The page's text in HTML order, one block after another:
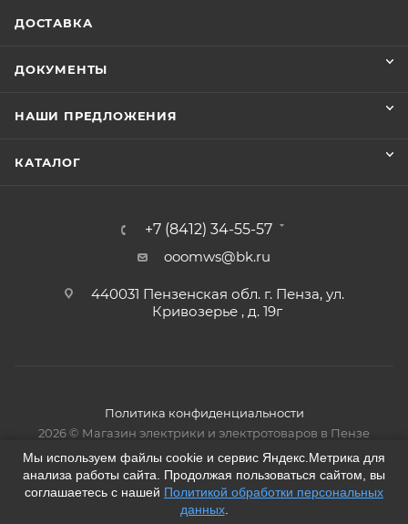
ДОСТАВКА
ДОКУМЕНТЫ
НАШИ ПРЕДЛОЖЕНИЯ
КАТАЛОГ
+7 (8412) 34-55-57
ooomws@bk.ru
440031 Пензенская обл. г. Пенза, ул.
Кривозерье , д. 19г
Политика конфиденциальности
2026 © Магазин электрики и электротоваров в Пензе
Мы используем файлы cookie и сервис Яндекс.Метрика для
анализа работы сайта. Продолжая пользоваться сайтом, вы
соглашаетесь с нашей Политикой обработки персональных
данных.